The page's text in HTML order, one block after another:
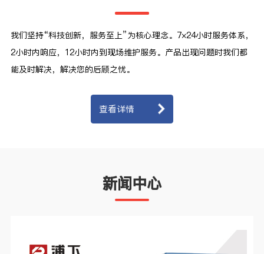
我们坚持“科技创新，服务至上”为核心理念。7×24小时服务体系，
2小时内响应，12小时内到现场维护服务。产品出现问题时我们都
能及时解决，解决您的后顾之忧。
查看详情
新闻中心